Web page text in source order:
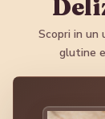
Scopri in un
glutine